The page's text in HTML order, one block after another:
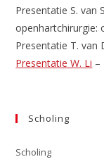
Presentatie S. van
openhartchirurgie:
Presentatie T. van
Presentatie W. Li –
Scholing
Scholing